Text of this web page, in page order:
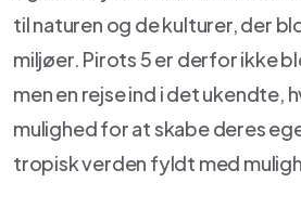
til naturen og de kulturer, der
miljøer. Pirots 5 er derfor ikke
men en rejse ind i det ukendte,
mulighed for at skabe deres
tropisk verden fyldt med